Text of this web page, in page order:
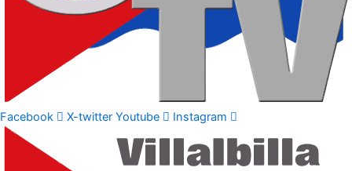
Facebook X-twitter Youtube Instagram